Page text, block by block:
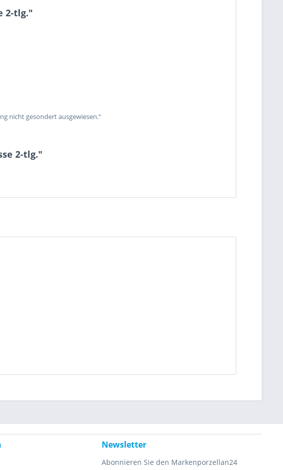
2-tlg."
nicht gesondert ausgewiesen.“
2-tlg."
Newsletter
Abonnieren Sie den Markenporzellan24